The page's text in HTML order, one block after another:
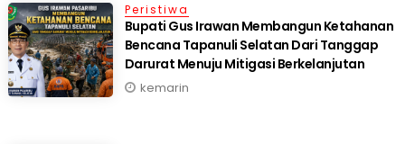
Peristiwa
Bupati Gus Irawan Membangun Ketahanan
Bencana Tapanuli Selatan Dari Tanggap
Darurat Menuju Mitigasi Berkelanjutan
kemarin